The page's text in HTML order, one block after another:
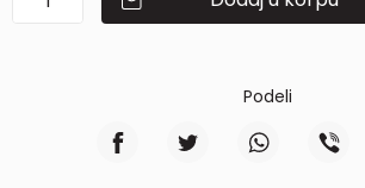
Podeli